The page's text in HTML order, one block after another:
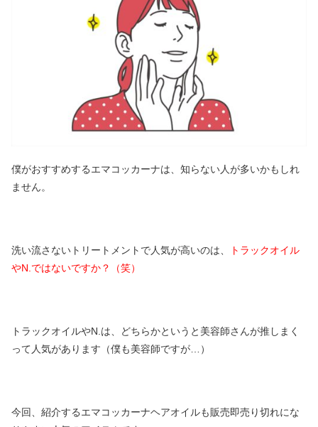
僕がおすすめするエマコッカーナは、知らない人が多いかもしれ
ません。
洗い流さないトリートメントで人気が高いのは、
トラックオイル
やN.ではないですか？（笑）
トラックオイルやN.は、どちらかというと美容師さんが推しまく
って人気があります（僕も美容師ですが…）
今回、紹介するエマコッカーナヘアオイルも販売即売り切れにな